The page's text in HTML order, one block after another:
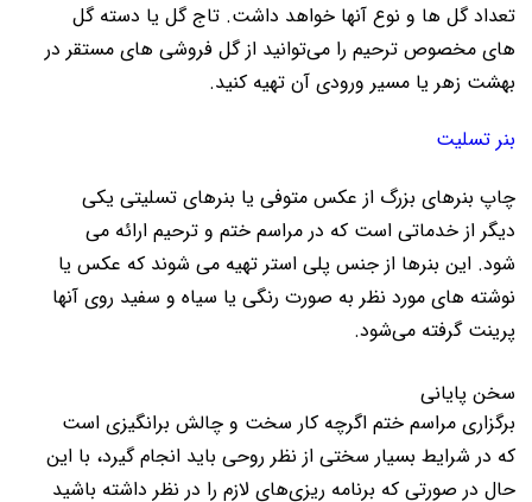
تعداد گل ها و نوع آنها خواهد داشت. تاج گل یا دسته گل
های مخصوص ترحیم را می‌توانید از گل فروشی های مستقر در
بهشت زهر یا مسیر ورودی آن تهیه کنید.
بنر تسلیت
چاپ بنرهای بزرگ از عکس متوفی یا بنرهای تسلیتی یکی
دیگر از خدماتی است که در مراسم ختم و ترحیم ارائه می
شود. این بنرها از جنس پلی استر تهیه می شوند که عکس یا
نوشته های مورد نظر به صورت رنگی یا سیاه و سفید روی آنها
پرینت گرفته می‌شود.
سخن پایانی
برگزاری مراسم ختم اگرچه کار سخت و چالش برانگیزی است
که در شرایط بسیار سختی از نظر روحی باید انجام گیرد، با این
حال در صورتی که برنامه ریزی‌های لازم را در نظر داشته باشید